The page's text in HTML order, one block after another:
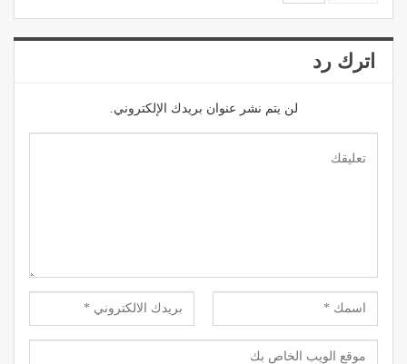
اترك رد
لن يتم نشر عنوان بريدك الإلكتروني.